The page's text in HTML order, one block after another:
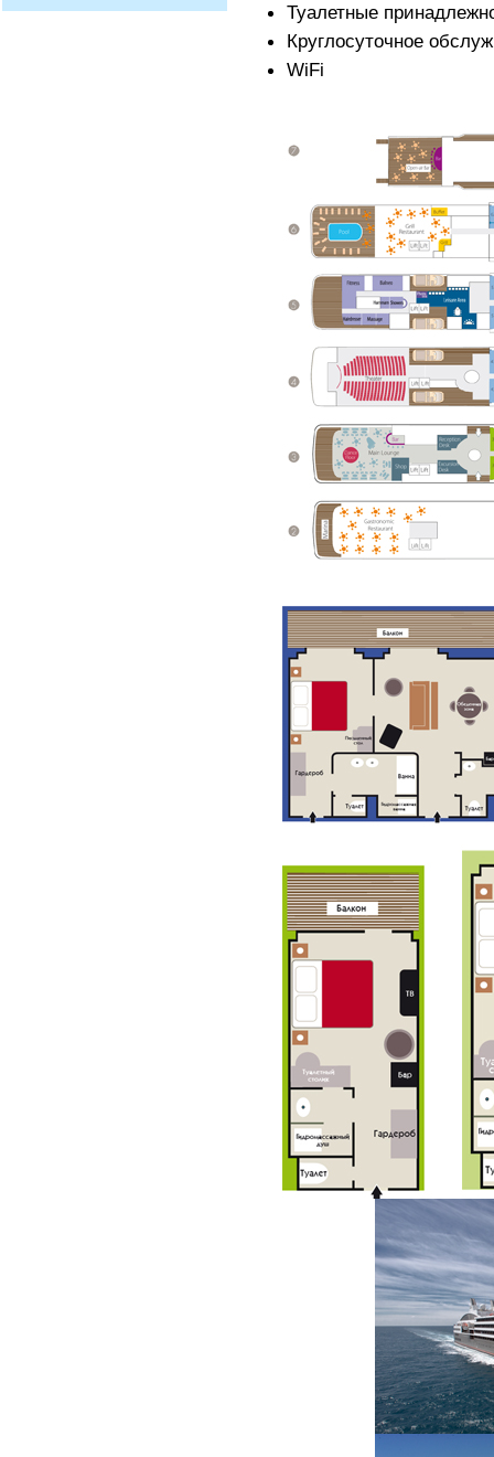
Туалетные
Круглосуточное
WiFi